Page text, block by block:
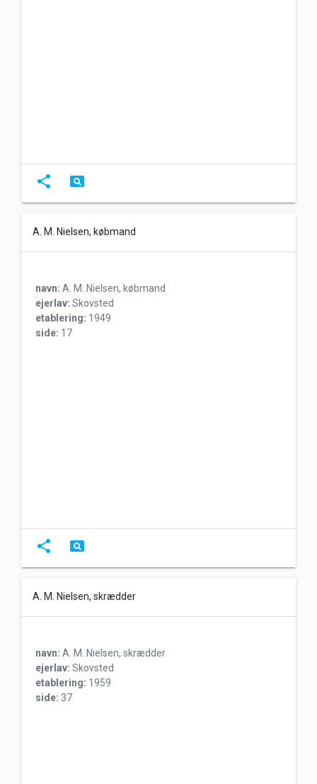
share pageview
A. M. Nielsen, købmand
navn: A. M. Nielsen, købmand
ejerlav: Skovsted
etablering: 1949
side: 17
share pageview
A. M. Nielsen, skrædder
navn: A. M. Nielsen, skrædder
ejerlav: Skovsted
etablering: 1959
side: 37